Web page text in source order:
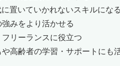
置いていかれないスキルになる
強みをより活かせる
フリーランスに役立つ
や高齢者の学習・サポートにも